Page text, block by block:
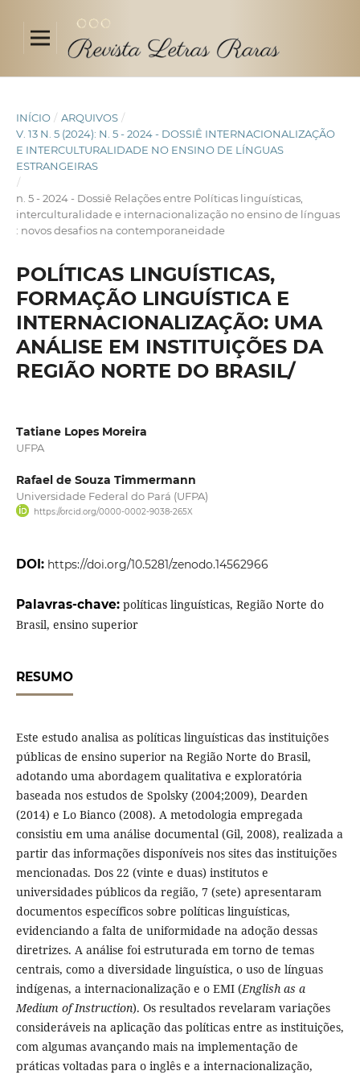
INÍCIO / ARQUIVOS /
V. 13 N. 5 (2024): N. 5 - 2024 - DOSSIÊ INTERNACIONALIZAÇÃO
E INTERCULTURALIDADE NO ENSINO DE LÍNGUAS
ESTRANGEIRAS
/
n. 5 - 2024 - Dossiê Relações entre Políticas linguísticas,
interculturalidade e internacionalização no ensino de línguas
: novos desafios na contemporaneidade
POLÍTICAS LINGUÍSTICAS,
FORMAÇÃO LINGUÍSTICA E
INTERNACIONALIZAÇÃO: UMA
ANÁLISE EM INSTITUIÇÕES DA
REGIÃO NORTE DO BRASIL/
Tatiane Lopes Moreira
UFPA
Rafael de Souza Timmermann
Universidade Federal do Pará (UFPA)
https://orcid.org/0000-0002-9038-265X
DOI: https://doi.org/10.5281/zenodo.14562966
Palavras-chave: políticas linguísticas, Região Norte do
Brasil, ensino superior
RESUMO
Este estudo analisa as políticas linguísticas das instituições
públicas de ensino superior na Região Norte do Brasil,
adotando uma abordagem qualitativa e exploratória
baseada nos estudos de Spolsky (2004;2009), Dearden
(2014) e Lo Bianco (2008). A metodologia empregada
consistiu em uma análise documental (Gil, 2008), realizada a
partir das informações disponíveis nos sites das instituições
mencionadas. Dos 22 (vinte e duas) institutos e
universidades públicos da região, 7 (sete) apresentaram
documentos específicos sobre políticas linguísticas,
evidenciando a falta de uniformidade na adoção dessas
diretrizes. A análise foi estruturada em torno de temas
centrais, como a diversidade linguística, o uso de línguas
indígenas, a internacionalização e o EMI (English as a
Medium of Instruction). Os resultados revelaram variações
consideráveis na aplicação das políticas entre as instituições,
com algumas avançando mais na implementação de
práticas voltadas para o inglês e a internacionalização,